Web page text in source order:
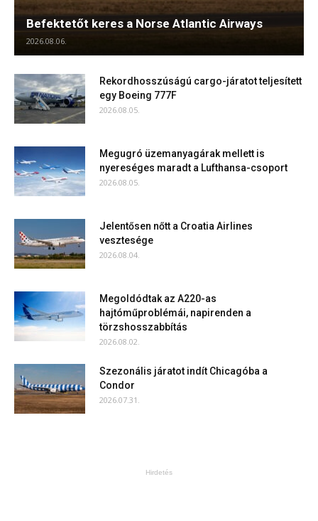
Befektetőt keres a Norse Atlantic Airways
2026.08.06.
Rekordhosszúságú cargo-járatot teljesített
egy Boeing 777F
2026.08.05.
Megugró üzemanyagárak mellett is
nyereséges maradt a Lufthansa-csoport
2026.08.05.
Jelentősen nőtt a Croatia Airlines
vesztesége
2026.08.04.
Megoldódtak az A220-as
hajtóműproblémái, napirenden a
törzshosszabbítás
2026.08.02.
Szezonális járatot indít Chicagóba a
Condor
2026.07.31.
Hirdetés